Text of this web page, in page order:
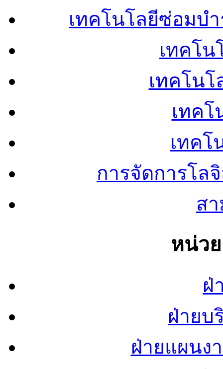
เทคโนโลยีซ่อมบ
เทคโน
เทคโน
เทคโ
เทคโ
การจัดการโล
ส
หน่ว
ฝ่
ฝ่ายบ
ฝ่ายแผนง